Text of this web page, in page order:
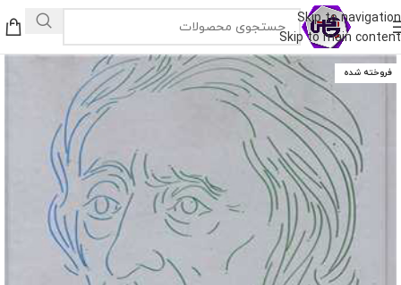
Skip to navigation
Skip to main content
فروخته شده